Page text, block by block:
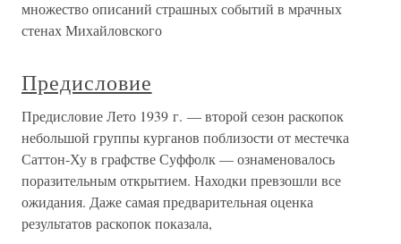
множество описаний страшных событий в мрачных
стенах Михайловского
Предисловие
Предисловие Лето 1939 г. — второй сезон раскопок
небольшой группы курганов поблизости от местечка
Саттон-Ху в графстве Суффолк — ознаменовалось
поразительным открытием. Находки превзошли все
ожидания. Даже самая предварительная оценка
результатов раскопок показала,